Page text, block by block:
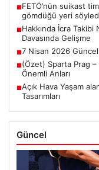
■FETÖ’nün suikast
gömdüğü yeri
■Hakkında İcra
Davasında Gelişme
■7 Nisan 2026
■(Özet) Sparta Prag
Önemli Anları
■Açık Hava Yaşam
Tasarımları
Güncel